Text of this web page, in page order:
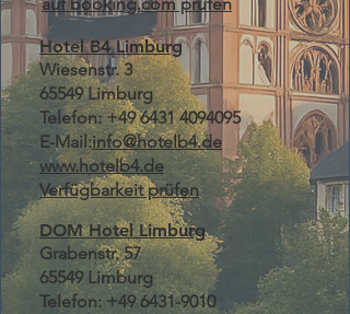
Hotel B4 Limburg
Wiesenstr. 3
65549 Limburg
Telefon:+49 6431 4094095
E-Mail:info@hotelb4.de
www.hotelb4.de
Verfügbarkeitprüfen
DOM Hotel Limburg
Grabenstr. 57
65549 Limburg
Telefon:+49 6431-9010